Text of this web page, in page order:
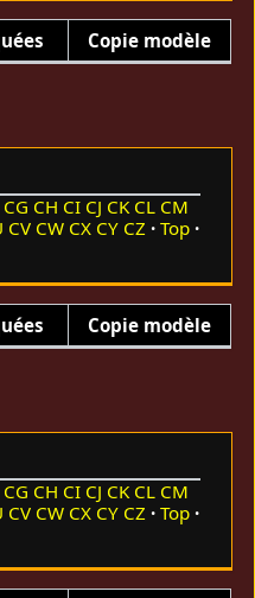
Copie modèle
CG CH CI CJ CK CL CM
CV CW CX CY CZ
Top
Copie modèle
CG CH CI CJ CK CL CM
CV CW CX CY CZ
Top